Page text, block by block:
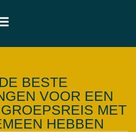
BESTE
VOOR EEN
MET
HEBBEN